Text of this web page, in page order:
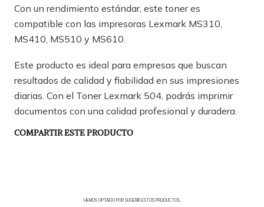
Con un rendimiento estándar, este toner es
compatible con las impresoras Lexmark MS310,
MS410, MS510 y MS610.
Este producto es ideal para empresas que buscan
resultados de calidad y fiabilidad en sus impresiones
diarias. Con el Toner Lexmark 504, podrás imprimir
documentos con una calidad profesional y duradera.
COMPARTIR ESTE PRODUCTO
HEMOS OPTADO POR SUGERIR ESTOS PRODUCTOS.